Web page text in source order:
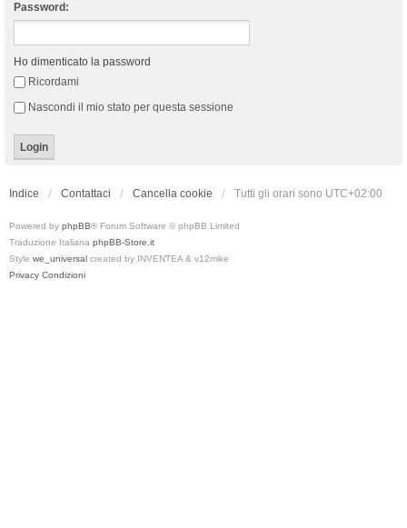
Password:
Ho dimenticato la password
Ricordami
Nascondi il mio stato per questa sessione
Indice Contattaci Cancella cookie Tutti gli orari sono UTC+02:00
Powered by phpBB® Forum Software © phpBB Limited
Traduzione Italiana phpBB-Store.it
Style we_universal created by INVENTEA & v12mike
Privacy Condizioni